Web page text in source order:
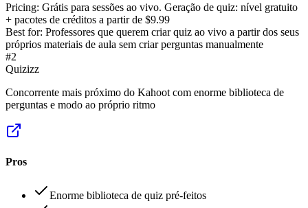
Pricing: Grátis para sessões ao vivo. Geração de quiz: nível gratuito
+ pacotes de créditos a partir de $9.99
Best for: Professores que querem criar quiz ao vivo a partir dos seus
próprios materiais de aula sem criar perguntas manualmente
#2
Quizizz
Concorrente mais próximo do Kahoot com enorme biblioteca de
perguntas e modo ao próprio ritmo
Pros
Enorme biblioteca de quiz pré-feitos